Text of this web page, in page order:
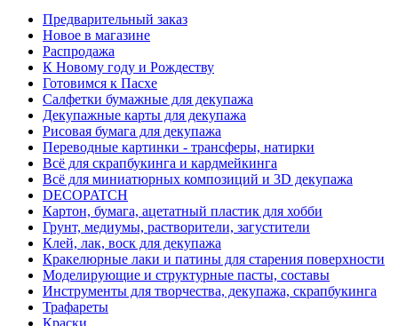
Предварительный заказ
Новое в магазине
Распродажа
К Новому году и Рождеству
Готовимся к Пасхе
Салфетки бумажные для декупажа
Декупажные карты для декупажа
Рисовая бумага для декупажа
Переводные картинки - трансферы, натирки
Всё для скрапбукинга и кардмейкинга
Всё для миниатюрных композиций и 3D декупажа
DECOPATCH
Картон, бумага, ацетатный пластик для хобби
Грунт, медиумы, растворители, загустители
Клей, лак, воск для декупажа
Кракелюрные лаки и патины для старения поверхности
Моделирующие и структурные пасты, составы
Инструменты для творчества, декупажа, скрапбукинга
Трафареты